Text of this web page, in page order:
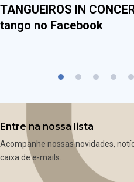
TANGUEIROS IN
tango no Facebook
Entre na nossa lista
Acompanhe nossas novidades,
caixa de e-mails.